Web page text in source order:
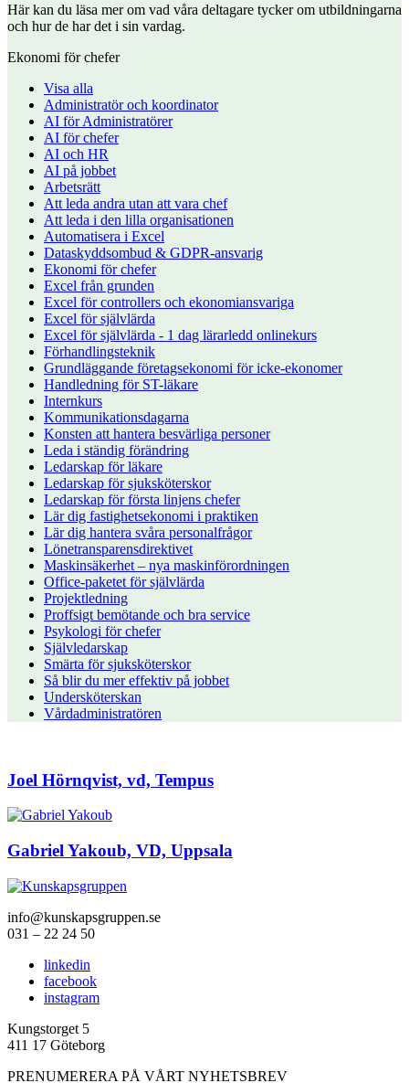
Här kan du läsa mer om vad våra deltagare tycker om utbildningarna
och hur de har det i sin vardag.
Ekonomi för chefer
Visa alla
Administratör och koordinator
AI för Administratörer
AI för chefer
AI och HR
AI på jobbet
Arbetsrätt
Att leda andra utan att vara chef
Att leda i den lilla organisationen
Automatisera i Excel
Dataskyddsombud & GDPR-ansvarig
Ekonomi för chefer
Excel från grunden
Excel för controllers och ekonomiansvariga
Excel för självlärda
Excel för självlärda - 1 dag lärarledd onlinekurs
Förhandlingsteknik
Grundläggande företagsekonomi för icke-ekonomer
Handledning för ST-läkare
Internkurs
Kommunikationsdagarna
Konsten att hantera besvärliga personer
Leda i ständig förändring
Ledarskap för läkare
Ledarskap för sjuksköterskor
Ledarskap för första linjens chefer
Lär dig fastighetsekonomi i praktiken
Lär dig hantera svåra personalfrågor
Lönetransparensdirektivet
Maskinsäkerhet – nya maskinförordningen
Office-paketet för självlärda
Projektledning
Proffsigt bemötande och bra service
Psykologi för chefer
Självledarskap
Smärta för sjuksköterskor
Så blir du mer effektiv på jobbet
Undersköterskan
Vårdadministratören
Joel Hörnqvist, vd, Tempus
Gabriel Yakoub, VD, Uppsala
info@kunskapsgruppen.se
031 – 22 24 50
linkedin
facebook
instagram
Kungstorget 5
411 17 Göteborg
PRENUMERERA PÅ VÅRT NYHETSBREV